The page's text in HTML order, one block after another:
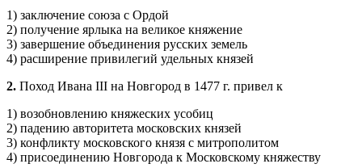
1) заключение союза с Ордой
2) получение ярлыка на великое княжение
3) завершение объединения русских земель
4) расширение привилегий удельных князей
2. Поход Ивана III на Новгород в 1477 г. привел к
1) возобновлению княжеских усобиц
2) падению авторитета московских князей
3) конфликту московского князя с митрополитом
4) присоединению Новгорода к Московскому княжеству